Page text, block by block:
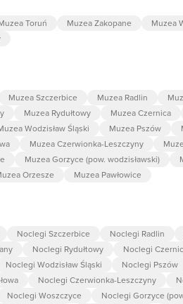
Toruń Muzea Zakopane Muzea
Muzea Szczerbice Muzea Radlin
Muzea Rydułtowy Muzea Czernica
Wodzisław Śląski Muzea Pszów
Muzea Czerwionka-Leszczyny
Muzea Gorzyce (pow. wodzisławski)
Orzesze Muzea Pawłowice
Noclegi Szczerbice Noclegi Radlin
Noclegi Rydułtowy Noclegi
Noclegi Wodzisław Śląski Noclegi Pszów
Noclegi Czerwionka-Leszczyny
Noclegi Woszczyce Noclegi Gorzyce